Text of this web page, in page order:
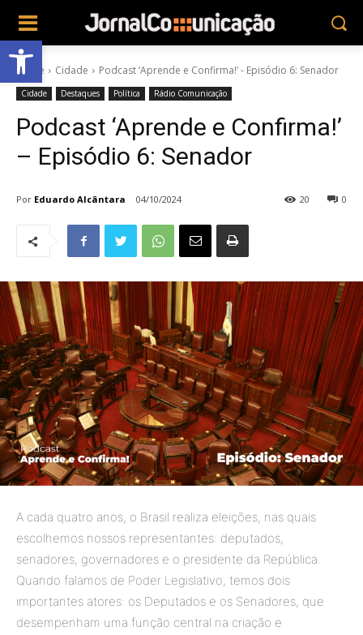
Abrir a barra de ferramentas
Home Cidade Podcast ‘Aprende e Confirma!’ - Episódio 6: Senador
Cidade Destaques Política Rádio Comunicação
Podcast ‘Aprende e Confirma!’
– Episódio 6: Senador
Por Eduardo Alcântara 04/10/2024 0
20
A cada quatro anos, o Brasil realiza eleições, nas quais
escolhemos nossos representantes: deputados,
senadores, governadores e o presidente da República.
Quando falamos de Poder Legislativo, temos dois
importantes atores: os Deputados e os Senadores, que
desempenham uma função central na criação e